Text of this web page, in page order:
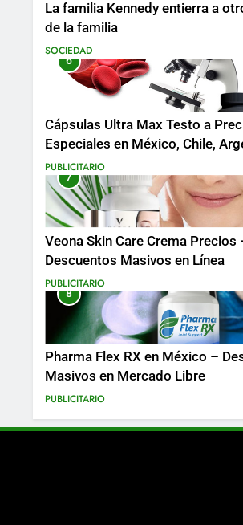
La familia Kennedy entierra a
de la familia
SOCIEDAD
6
Cápsulas Ultra Max Testo a
Especiales en México, Chile,
Colombia, Perú , Ecuador, Costa
Más
PUBLICITARIO
7
Veona Skin Care Crema Precios
Descuentos Masivos en Línea
PUBLICITARIO
8
Pharma Flex RX en México –
Masivos en Mercado Libre
PUBLICITARIO